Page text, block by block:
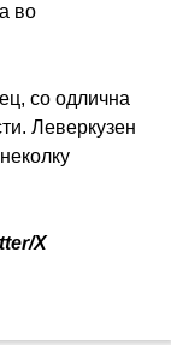
во
со одлична
Леверкузен
X